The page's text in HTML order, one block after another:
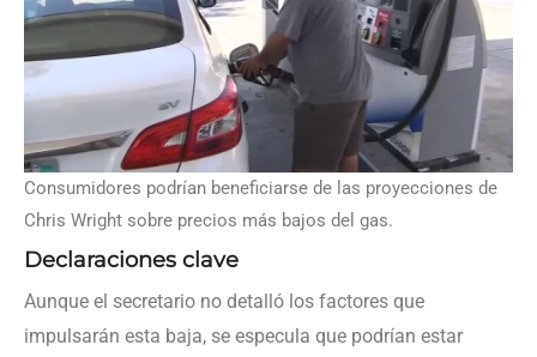
Consumidores podrían beneficiarse de las proyecciones de
Chris Wright sobre precios más bajos del gas.
Declaraciones clave
Aunque el secretario no detalló los factores que
impulsarán esta baja, se especula que podrían estar